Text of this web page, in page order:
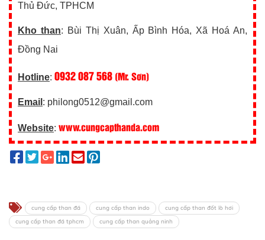
Thủ Đức, TPHCM
Kho than: Bùi Thị Xuân, Ấp Bình Hóa, Xã Hoá An,
Đồng Nai
Hotline: 0932 087 568 (Mr. Sơn)
Email : philong0512@gmail.com
Website: www.cungcapthanda.com
cung cấp than đá cung cấp than indo
cung cấp than đốt lò hơi
cung cấp than đá tphcm
cung cấp than quảng ninh